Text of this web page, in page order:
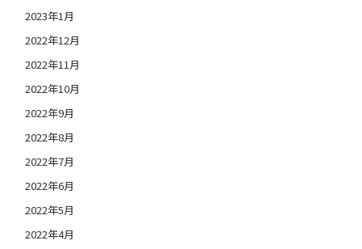
2023年1月
2022年12月
2022年11月
2022年10月
2022年9月
2022年8月
2022年7月
2022年6月
2022年5月
2022年4月